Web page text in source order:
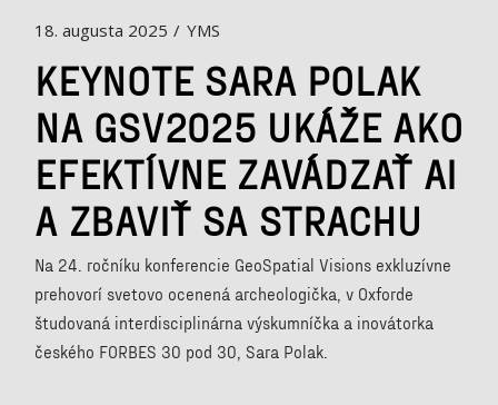
18. augusta 2025 YMS
KEYNOTE SARA POLAK
NA GSV2025 UKÁŽE AKO
EFEKTÍVNE ZAVÁDZAŤ AI
A ZBAVIŤ SA STRACHU
Na 24. ročníku konferencie GeoSpatial Visions exkluzívne
prehovorí svetovo ocenená archeologička, v Oxforde
študovaná interdisciplinárna výskumníčka a inovátorka
českého FORBES 30 pod 30, Sara Polak.